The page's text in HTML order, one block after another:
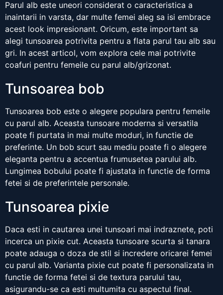
Parul alb este uneori considerat o caracteristica a
inaintarii in varsta, dar multe femei aleg sa isi embrace
acest look impresionant. Oricum, este important sa
alegi tunsoarea potrivita pentru a flata parul tau alb sau
gri. In acest articol, vom explora cele mai potrivite
coafuri pentru femeile cu parul alb/grizonat.
Tunsoarea bob
Tunsoarea bob este o alegere populara pentru femeile
cu parul alb. Aceasta tunsoare moderna si versatila
poate fi purtata in mai multe moduri, in functie de
preferinte. Un bob scurt sau mediu poate fi o alegere
eleganta pentru a accentua frumusetea parului alb.
Lungimea bobului poate fi ajustata in functie de forma
fetei si de preferintele personale.
Tunsoarea pixie
Daca esti in cautarea unei tunsoari mai indraznete, poti
incerca un pixie cut. Aceasta tunsoare scurta si tanara
poate adauga o doza de stil si incredere oricarei femei
cu parul alb. Varianta pixie cut poate fi personalizata in
functie de forma fetei si de textura parului tau,
asigurandu-se ca esti multumita cu aspectul final.